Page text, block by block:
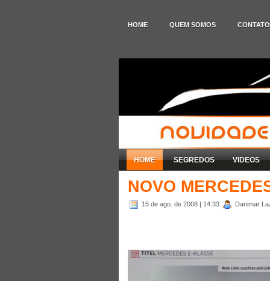
HOME QUEM SOMOS CONTATO
HOME SEGREDOS VIDEOS
NOVO
15 de ago. de 2008 | 14:33 Danimar